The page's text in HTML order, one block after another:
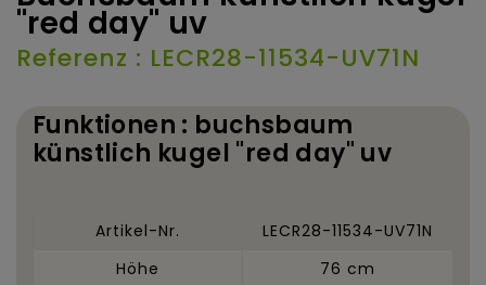
"red day" uv
Referenz : LECR28-11534-UV71N
Funktionen : buchsbaum
künstlich kugel "red day" uv
Artikel-Nr.
LECR28-11534-UV71N
Höhe
76 cm